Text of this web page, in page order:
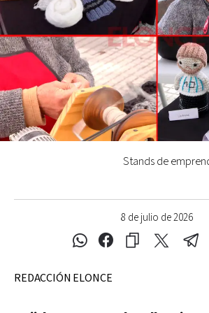
8 de julio de 2026
Stands de
REDACCIÓN ELONCE